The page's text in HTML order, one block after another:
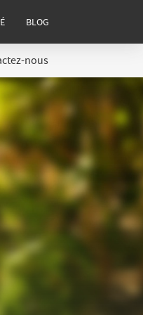
BLOG
nous